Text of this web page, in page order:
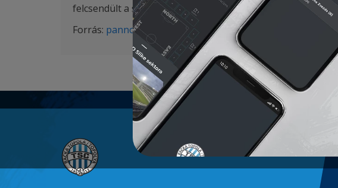
felcsendült a szerb és a magyar himnusz is.
Forrás: pannonrtv.com